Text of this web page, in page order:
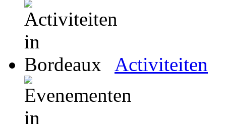
Activiteiten